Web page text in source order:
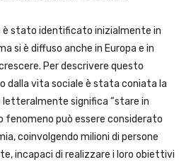
è stato identificato inizialmente in
si è diffuso anche in Europa e in
Per descrivere questo
dalla vita sociale è stata coniata la
letteralmente significa “stare in
fenomeno può essere considerato
coinvolgendo milioni di persone
incapaci di realizzare i loro obiettivi